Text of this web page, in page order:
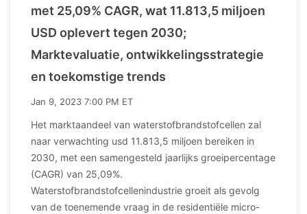
met 25,09% CAGR, wat 11.813,5 miljoen
USD oplevert tegen 2030;
Marktevaluatie, ontwikkelingsstrategie
en toekomstige trends
Jan 9, 2023 7:00 PM ET
Het marktaandeel van waterstofbrandstofcellen zal
naar verwachting usd 11.813,5 miljoen bereiken in
2030, met een samengesteld jaarlijks groeipercentage
(CAGR) van 25,09%.
Waterstofbrandstofcellenindustrie groeit als gevolg
van de toenemende vraag in de residentiële micro-